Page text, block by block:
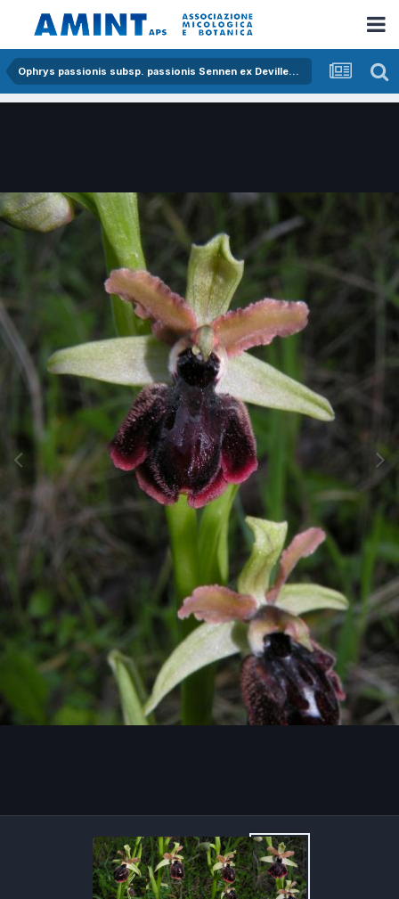
Ophrys passionis subsp. passionis Sennen ex Devillers-Tersch. & Devillers x ophrys exaltata subsp. morisii (Martelli) Del Prete